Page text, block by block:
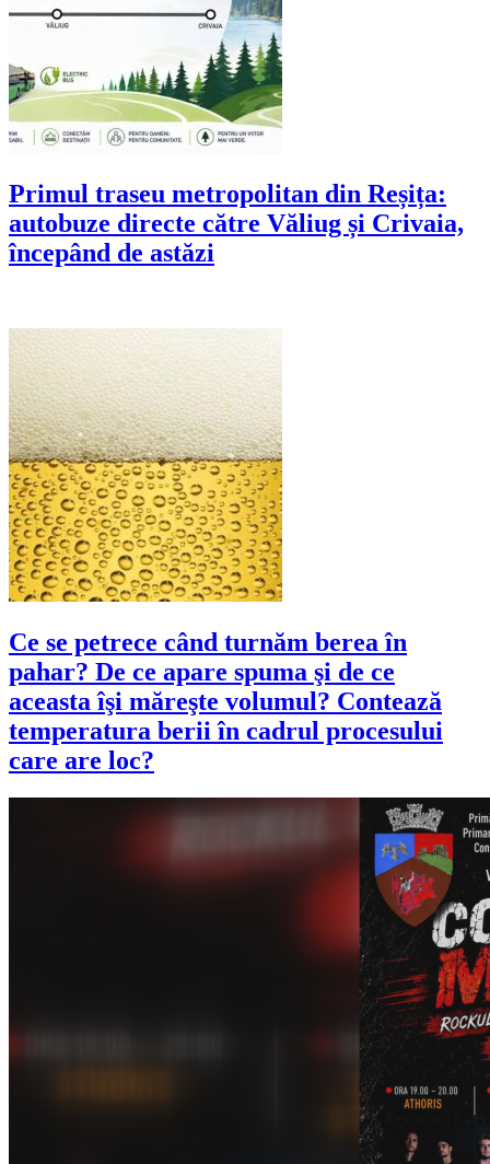
Primul traseu metropolitan din Reșița:
autobuze directe către Văliug și Crivaia,
începând de astăzi
Ce se petrece când turnăm berea în
pahar? De ce apare spuma şi de ce
aceasta îşi măreşte volumul? Contează
temperatura berii în cadrul procesului
care are loc?